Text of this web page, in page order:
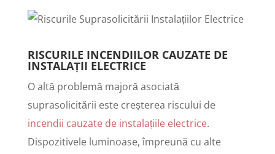
RISCURILE INCENDIILOR CAUZATE DE
INSTALAȚII ELECTRICE
O altă problemă majoră asociată
suprasolicitării este creșterea riscului de
incendii cauzate de instalațiile electrice.
Dispozitivele luminoase, împreună cu alte